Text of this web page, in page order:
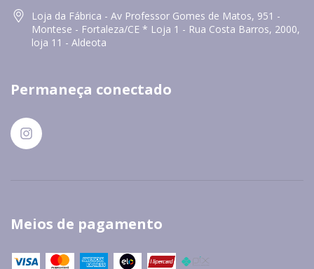
Loja da Fábrica - Av Professor Gomes de Matos, 951 -
Montese - Fortaleza/CE * Loja 1 - Rua Costa Barros, 2000,
loja 11 - Aldeota
Permaneça conectado
Meios de pagamento